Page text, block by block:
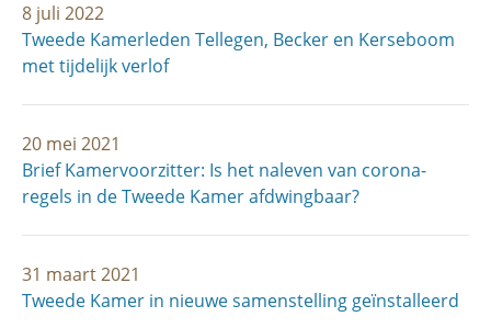
8 juli 2022
Tweede Kamerleden Tellegen, Becker en Kerseboom
met tijdelijk verlof
20 mei 2021
Brief Kamervoorzitter: Is het naleven van corona­
regels in de Tweede Kamer afdwingbaar?
31 maart 2021
Tweede Kamer in nieuwe samenstelling geïnstalleerd